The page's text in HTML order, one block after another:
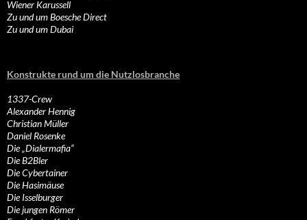
Wiener Karussell
Zu und um Boesche Direct
Zu und um Dubai
Konstrukte rund um die Nutzlosbranche
1337-Crew
Alexander Hennig
Christian Müller
Daniel Rosenke
Die „Dialermafia“
Die B2Bler
Die Cybertainer
Die Hasimäuse
Die Isselburger
Die jungen Römer